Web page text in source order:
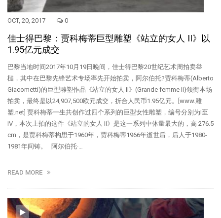
OCT, 20, 2017 0
佳士得巴黎：贾科梅蒂巨型雕塑《站立的女人 II》以
1.95亿元成交
巴黎当地时间2017年10月19日晚间，佳士得巴黎20世纪艺术周拍卖举
槌，其中在巴黎先锋艺术专场率先开始拍卖，阿尔伯托?贾科梅蒂(Alberto
Giacometti)的巨型雕塑作品《站立的女人 II》(Grande femme II)领衔本场
拍卖，最终是以24,907,500欧元成交，折合人民币1.95亿元。[www.雕
塑.net] 贾科梅蒂一生共创作过四个系列的巨型女性雕塑，编号分别为I至
IV，本次上拍的这件《站立的女人 II》是这一系列中体量最大的，高 276.5
cm，是贾科梅蒂构思于1960年，贾科梅蒂1966年逝世后，后人于1980-
1981年间铸。 阿尔伯托·…
READ MORE